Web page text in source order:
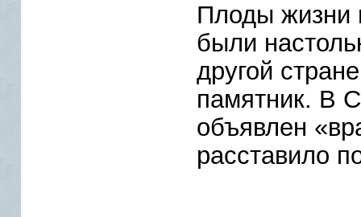
Плоды жизни
были
другой
памятник. В
объявлен
расставило